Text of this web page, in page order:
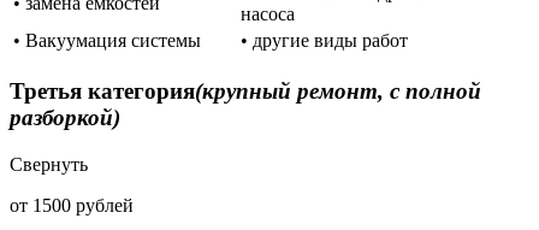
насоса
• Вакуумация системы
• другие виды работ
Третья категория(крупный ремонт, с полной
разборкой)
Свернуть
от 1500 рублей